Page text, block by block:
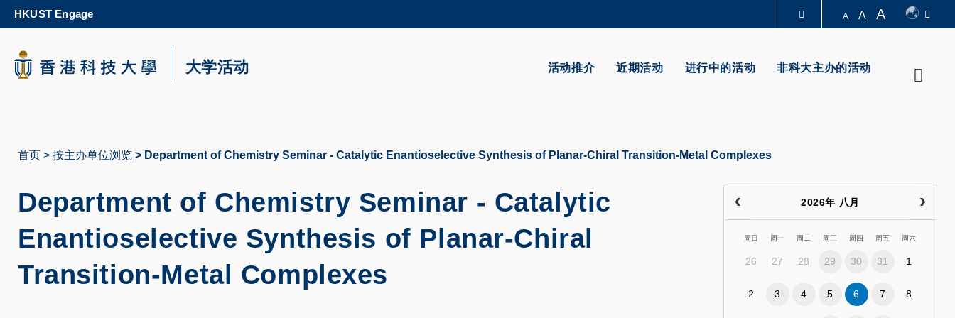
content
更多科大概览
科大新闻 生活@科大 图书馆
HKUST Engage A A A
活动推介 近期活动 进行中的活动 非科大主办的活动
大学活动
包
首页 按主办单位浏览 Department of Chemistry Seminar - Catalytic Enantioselective Synthesis of Planar-Chiral Transition-Metal Complexes
Department of Chemistry Seminar - Catalytic
Enantioselective Synthesis of Planar-Chiral
Transition-Metal Complexes
2026年 八月
周日 周一 周二 周三 周四 周五 周六
26 27 28 29 30 31 1
2 3 4 5 6 7 8